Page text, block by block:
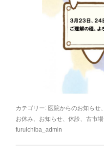
カテゴリー: 医院からのお知らせ、
お休み、 お知らせ、休診、古市場
furuichiba_admin